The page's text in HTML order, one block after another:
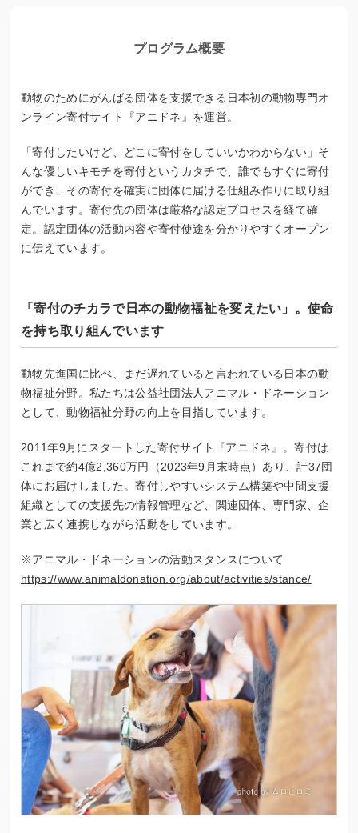
プログラム概要
動物のためにがんばる団体を支援できる日本初の動物専門オ
ンライン寄付サイト『アニドネ』を運営。
「寄付したいけど、どこに寄付をしていいかわからない」そ
んな優しいキモチを寄付というカタチで、誰でもすぐに寄付
ができ、その寄付を確実に団体に届ける仕組み作りに取り組
んでいます。寄付先の団体は厳格な認定プロセスを経て確
定。認定団体の活動内容や寄付使途を分かりやすくオープン
に伝えています。
「寄付のチカラで日本の動物福祉を変えたい」。使命
を持ち取り組んでいます
動物先進国に比べ、まだ遅れていると言われている日本の動
物福祉分野。私たちは公益社団法人アニマル・ドネーション
として、動物福祉分野の向上を目指しています。
2011年9月にスタートした寄付サイト『アニドネ』。寄付は
これまで約4億2,360万円（2023年9月末時点）あり、計37団
体にお届けしました。寄付しやすいシステム構築や中間支援
組織としての支援先の情報管理など、関連団体、専門家、企
業と広く連携しながら活動をしています。
※アニマル・ドネーションの活動スタンスについて
https://www.animaldonation.org/about/activities/stance/